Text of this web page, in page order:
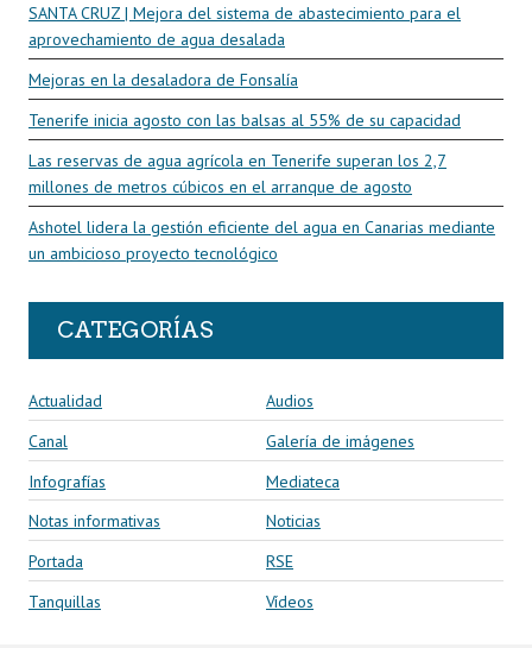
SANTA CRUZ | Mejora del sistema de abastecimiento para el
aprovechamiento de agua desalada
Mejoras en la desaladora de Fonsalía
Tenerife inicia agosto con las balsas al 55% de su capacidad
Las reservas de agua agrícola en Tenerife superan los 2,7
millones de metros cúbicos en el arranque de agosto
Ashotel lidera la gestión eficiente del agua en Canarias mediante
un ambicioso proyecto tecnológico
CATEGORÍAS
Actualidad
Audios
Canal
Galería de imágenes
Infografías
Mediateca
Notas informativas
Noticias
Portada
RSE
Tanquillas
Vídeos